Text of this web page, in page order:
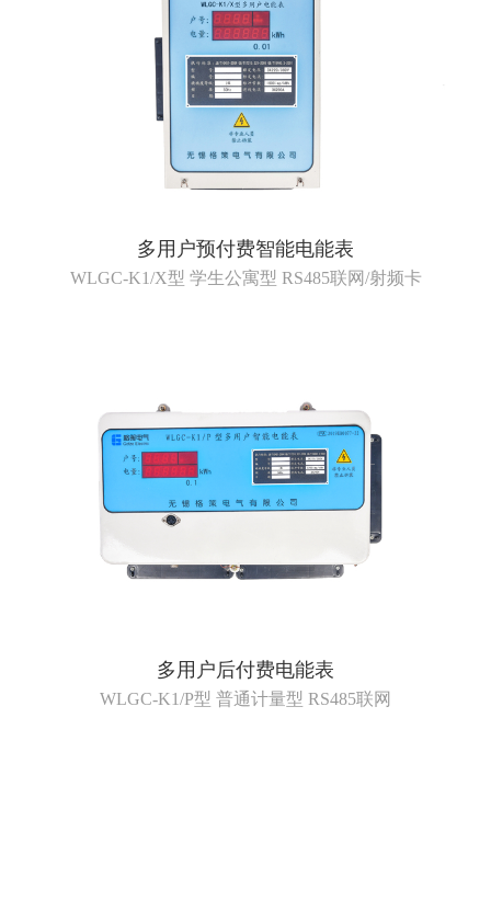
多用户预付费智能电能表
WLGC-K1/X型 学生公寓型 RS485联网/射频卡
多用户后付费电能表
WLGC-K1/P型 普通计量型 RS485联网